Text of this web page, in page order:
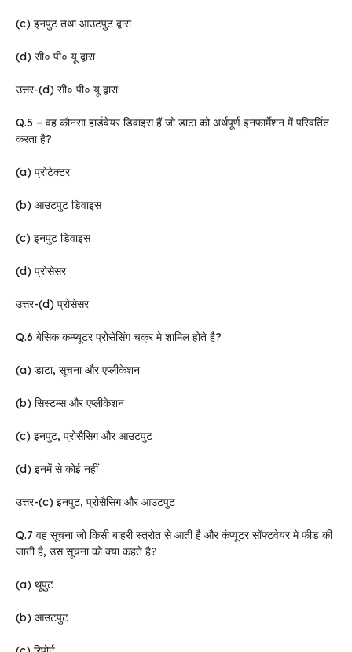
(c) इनपुट तथा आउटपुट द्वारा
(d) सी० पी० यू द्वारा
उत्तर-(d) सी० पी० यू द्वारा
Q.5 – वह कौनसा हार्डवेयर डिवाइस हैं जो डाटा को अर्थपूर्ण इनफार्मेशन में परिवर्तित
करता है?
(a) प्रोटेक्टर
(b) आउटपुट डिवाइस
(c) इनपुट डिवाइस
(d) प्रोसेसर
उत्तर-(d) प्रोसेसर
Q.6 बेसिक कम्प्यूटर प्रोसेसिंग चक्र मे शामिल होते है?
(a) डाटा, सूचना और एप्लीकेशन
(b) सिस्टम्स और एप्लीकेशन
(c) इनपुट, प्रोसैसिग और आउटपुट
(d) इनमें से कोई नहीं
उत्तर-(c) इनपुट, प्रोसैसिग और आउटपुट
Q.7 वह सूचना जो किसी बाहरी स्त्रोत से आती है और कंप्यूटर सॉफ्टवेयर मे फीड की
जाती है, उस सूचना को क्या कहते है?
(a) थूपुट
(b) आउटपुट